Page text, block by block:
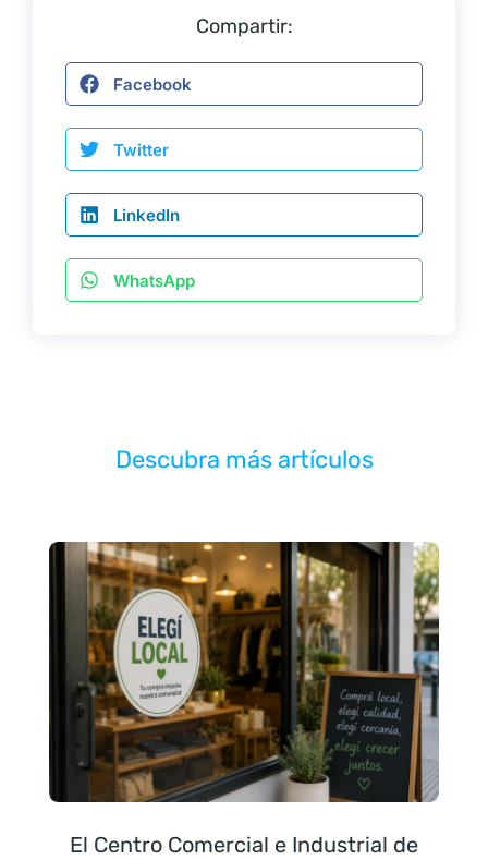
Compartir:
Facebook
Twitter
LinkedIn
WhatsApp
Descubra más artículos
El Centro Comercial e Industrial de